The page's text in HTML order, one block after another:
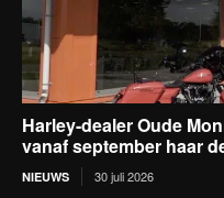
Harley-dealer Oude
vanaf september haar
NIEUWS 30 juli 2026